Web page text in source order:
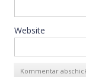
Website